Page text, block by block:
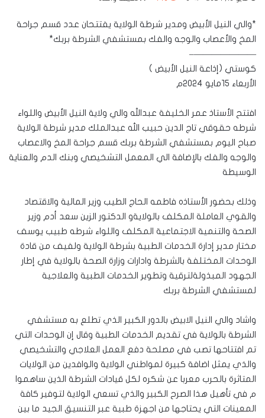
*والي النيل الأبيض ومدير شرطة الولاية يفتتحان عدد قسم جراحة
المخ والأعصاب والوجه والفك بمستشفي الشرطة بربك*
———————–
كوستي (إذاعة النيل الأبيض )
الأربعاء ١٥مايو ٢٠٢٤م
افتتح الأستاذ عمر الخليفة عبدالله والي ولاية النيل الأبيض واللواء
شرطه حقوقي تاج الدين حبيب الله عبدالملك مدير شرطة الولاية
صباح اليوم بمستشفي الشرطة بربك قسم جراحة المخ والاعصاب
والوجه والفك بالإضافة الي المعمل التشخيصي وبنك الدم والعناية
الوسيطة
وذلك بحضور الأستاذه فاطمه الحاج الطيب وزير المالية والاقتصاد
والقوي العاملة المكلف بالولايةو الدكتور الزين سعد أدم وزير
الصحة والتنمية الاجتماعية المكلف واللواء شرطه طبيب يوسف
مختار مدير إدارة الخدمات الطبية بشرطة الولاية ولفيف من قادة
الوحدات المختلفة بالشرطة وادارات وزارة الصحة بالولاية في إطار
الجهود المبذولةلترقية وتطوير الخدمات الطبية والعلاجية
لمستشفي الشرطة بربك
واشاد والي النيل الابيض بالدور الكبير الذي تطلع به مستشفي
الشرطة بالولاية في تقديم الخدمات الطبية وقال إن الوحدات التي
تم افتتاحها تصب في مصلحة دفع العمل العلاجي والتشخيصي
والذي يمثل اضافة كبيرة لمواطني الولاية والوافدين من الولايات
المتاثرة بالحرب معربا عن شكره لكل قيادات الشرطة الذين ساهموا
م في تأهيل هذا الصرح الكبير والذي تسعي الولاية لتوفير كافة
المعينات التي يحتاجها من اجهزة طبية عبر التنسيق الجيد ما بين